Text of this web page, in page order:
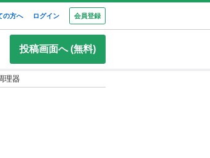
の方へ ログイン 会員登録
投稿画面へ (無料)
理器